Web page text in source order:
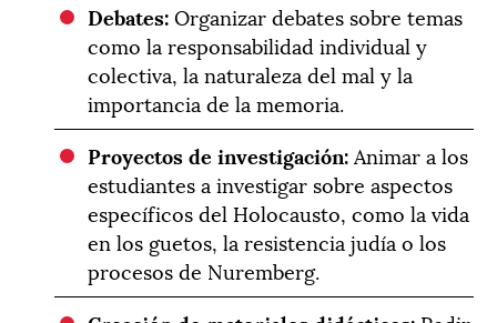
Debates:Organizar debates sobre temas
como la responsabilidad individual y
colectiva, la naturaleza del mal y la
importancia de la memoria.
Proyectos de investigación:Animar a los
estudiantes a investigar sobre aspectos
específicos del Holocausto, como la vida
en los guetos, la resistencia judía o los
procesos de Nuremberg.